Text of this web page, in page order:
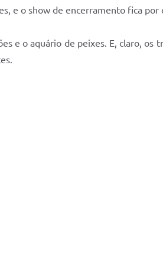
e o show de encerramento fica por
e o aquário de peixes. E, claro, os